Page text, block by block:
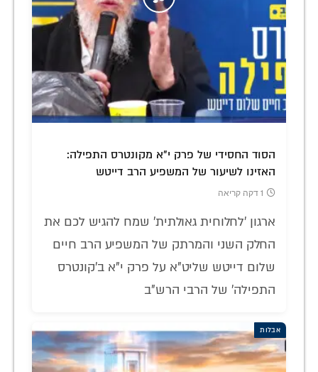
הסוד החסידי של פרק י"א מקונטרס התפילה:
האזינו לשיעור של המשפיע הרב דייטש
1 דקה קריאה
ארגון 'לחלוחית גאולתית' שמח להגיש לכם את
החלק השני והמרתק של המשפיע הרב חיים
שלום דייטש שליט"א על פרק י"א ב'קונטרס
התפילה' של הרבי הרש"ב
אבלות